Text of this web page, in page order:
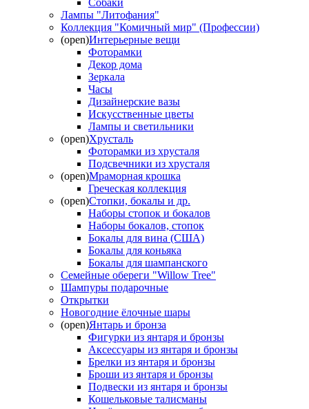
Лампы "Литофания"
Коллекция "Комичный мир" (Профессии)
(open)Интерьерные вещи
Фоторамки
Декор дома
Зеркала
Часы
Дизайнерские вазы
Искусственные цветы
Лампы и светильники
(open)Хрусталь
Фоторамки из хрусталя
Подсвечники из хрусталя
(open)Мраморная крошка
Греческая коллекция
(open)Стопки, бокалы и др.
Наборы стопок и бокалов
Наборы бокалов, стопок
Бокалы для вина (США)
Бокалы для коньяка
Бокалы для шампанского
Семейные обереги "Willow Tree"
Шампуры подарочные
Открытки
Новогодние ёлочные шары
(open)Янтарь и бронза
Фигурки из янтаря и бронзы
Аксессуары из янтаря и бронзы
Брелки из янтаря и бронзы
Броши из янтаря и бронзы
Подвески из янтаря и бронзы
Кошельковые талисманы